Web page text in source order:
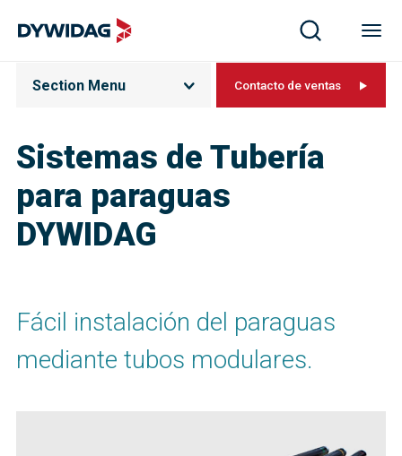
Sistemas de Tubería
para paraguas
DYWIDAG
Section Menu Contacto de ventas
Fácil instalación del paraguas
mediante tubos modulares.